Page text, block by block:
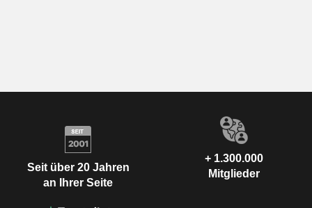
Seit über 20 Jahren
an Ihrer Seite
+ 1.300.000
Mitglieder